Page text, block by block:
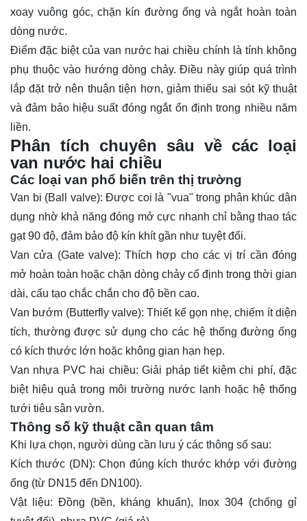
xoay vuông góc, chặn kín đường ống và ngắt hoàn toàn
dòng nước.
Điểm đặc biệt của van nước hai chiều chính là tính không
phụ thuộc vào hướng dòng chảy. Điều này giúp quá trình
lắp đặt trở nên thuận tiện hơn, giảm thiểu sai sót kỹ thuật
và đảm bảo hiệu suất đóng ngắt ổn định trong nhiều năm
liền.
Phân tích chuyên sâu về các loại
van nước hai chiều
Các loại van phổ biến trên thị trường
Van bi (Ball valve): Được coi là "vua" trong phân khúc dân
dụng nhờ khả năng đóng mở cực nhanh chỉ bằng thao tác
gạt 90 độ, đảm bảo độ kín khít gần như tuyệt đối.
Van cửa (Gate valve): Thích hợp cho các vị trí cần đóng
mở hoàn toàn hoặc chặn dòng chảy cố định trong thời gian
dài, cấu tạo chắc chắn cho độ bền cao.
Van bướm (Butterfly valve): Thiết kế gọn nhẹ, chiếm ít diện
tích, thường được sử dụng cho các hệ thống đường ống
có kích thước lớn hoặc không gian hạn hẹp.
Van nhựa PVC hai chiều: Giải pháp tiết kiệm chi phí, đặc
biệt hiệu quả trong môi trường nước lạnh hoặc hệ thống
tưới tiêu sân vườn.
Thông số kỹ thuật cần quan tâm
Khi lựa chọn, người dùng cần lưu ý các thông số sau:
Kích thước (DN): Chọn đúng kích thước khớp với đường
ống (từ DN15 đến DN100).
Vật liệu: Đồng (bền, kháng khuẩn), Inox 304 (chống gỉ